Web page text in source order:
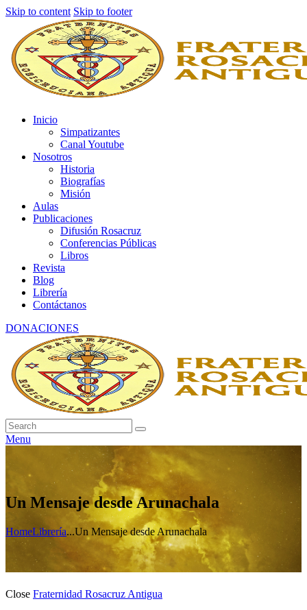
Skip to content Skip to footer
Inicio
Simpatizantes
Canal Youtube
Nosotros
Historia
Biografías
Misión
Aulas
Publicaciones
Difusión Rosacruz
Conferencias Públicas
Libros
Revista
Blog
Librería
Contáctanos
DONACIONES
Menu
Un Mensaje desde Arunachala
HomeLibrería...Un Mensaje desde Arunachala
Close Fraternidad Rosacruz Antigua